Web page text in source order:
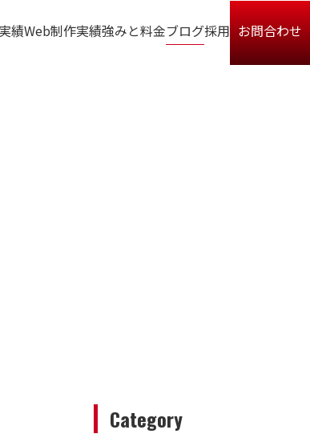
績Web制作実績強みと料金ブログ採用 お問合わせ
Category